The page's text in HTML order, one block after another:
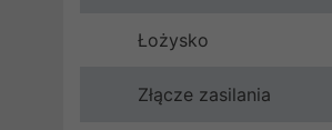
Łożysko
Złącze zasilania